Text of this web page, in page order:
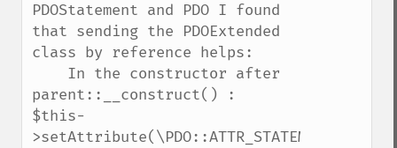
PDOStatement and PDO I found
that sending the PDOExtended
class by reference helps:
parent::__construct() :
$this-